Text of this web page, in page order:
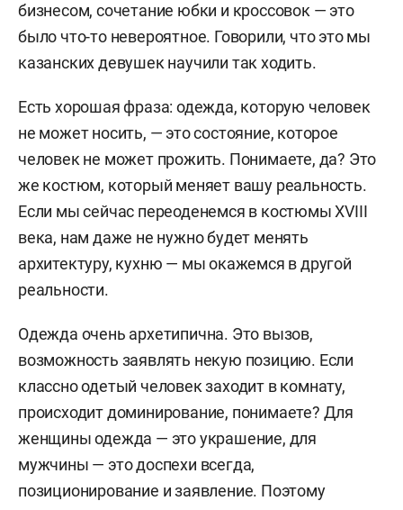
бизнесом, сочетание юбки и кроссовок — это
было что-то невероятное. Говорили, что это мы
казанских девушек научили так ходить.
Есть хорошая фраза: одежда, которую человек
не может носить, — это состояние, которое
человек не может прожить. Понимаете, да? Это
же костюм, который меняет вашу реальность.
Если мы сейчас переоденемся в костюмы XVIII
века, нам даже не нужно будет менять
архитектуру, кухню — мы окажемся в другой
реальности.
Одежда очень архетипична. Это вызов,
возможность заявлять некую позицию. Если
классно одетый человек заходит в комнату,
происходит доминирование, понимаете? Для
женщины одежда — это украшение, для
мужчины — это доспехи всегда,
позиционирование и заявление. Поэтому